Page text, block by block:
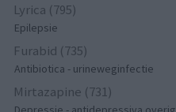
Lyrica (795)
Epilepsie
Furabid (735)
Antibiotica - urineweginfectie
Mirtazapine (731)